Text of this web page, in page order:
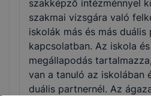
szakképző intézménnyel
szakmai vizsgára való
iskolák más és más duális
kapcsolatban. Az iskola
megállapodás
van a tanuló az iskolában
duális partnernél. Az